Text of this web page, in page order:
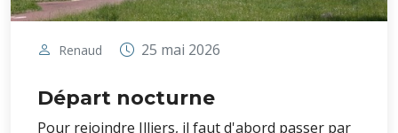
Renaud 25 mai 2026
Départ nocturne
Pour rejoindre Illiers, il faut d'abord passer par